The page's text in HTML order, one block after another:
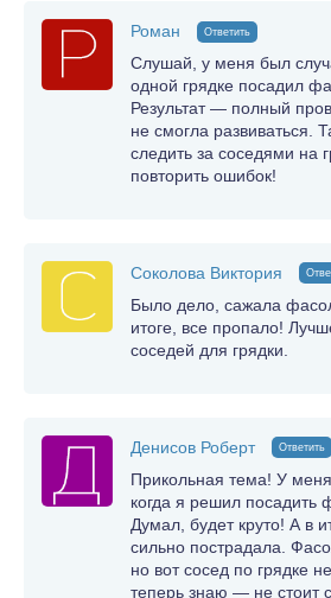
Роман Ответить
Слушай, у меня был
одной грядке посадил
Результат — полный
не смогла развиваться.
следить за соседями на
повторить ошибок!
Соколова Виктория
Было дело, сажала
итоге, все пропало!
соседей для грядки.
Денисов Роберт Ответить
Прикольная тема! У меня
когда я решил посадить
Думал, будет круто! А в
сильно пострадала.
но вот сосед по грядке
теперь знаю — не стоит